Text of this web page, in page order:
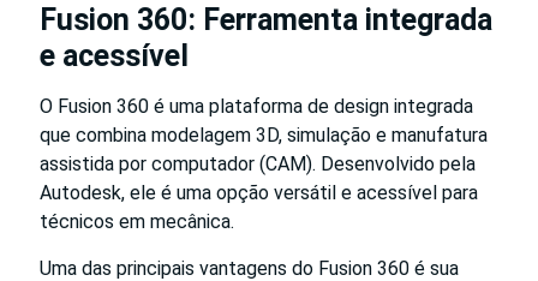
Fusion 360: Ferramenta integrada
e acessível
O Fusion 360 é uma plataforma de design integrada
que combina modelagem 3D, simulação e manufatura
assistida por computador (CAM). Desenvolvido pela
Autodesk, ele é uma opção versátil e acessível para
técnicos em mecânica.
Uma das principais vantagens do Fusion 360 é sua